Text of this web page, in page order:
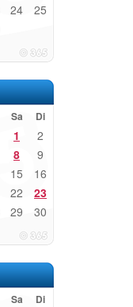
24 25
Sa Di
1 2
8 9
15 16
22 23
29 30
Sa Di